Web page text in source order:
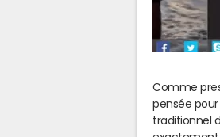
Comme
pensée
traditionnel